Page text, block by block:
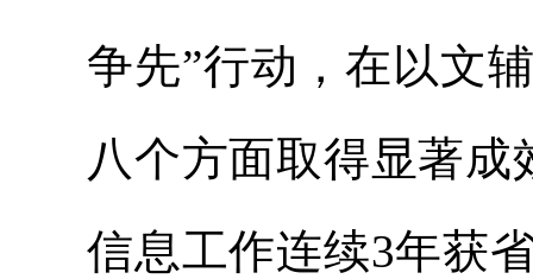
争先”行动，在以文
八个方面取得显著
信息工作连续3年获